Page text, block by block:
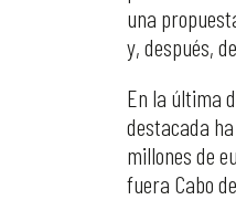
una
y, después,
En la última
destacada
millones de
fuera Cabo